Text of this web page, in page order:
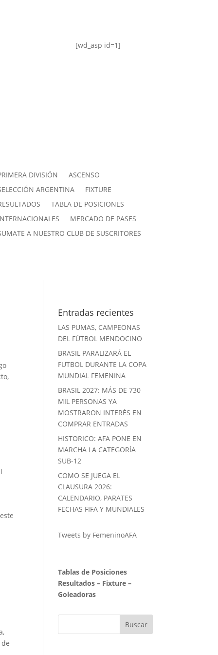
[wd_asp id=1]
DIVISIÓN
ASCENSO
ARGENTINA
FIXTURE
TABLA DE POSICIONES
MERCADO DE PASES
A NUESTRO CLUB DE SUSCRITORES
Entradas recientes
LAS PUMAS, CAMPEONAS
DEL FÚTBOL MENDOCINO
BRASIL PARALIZARÁ EL
FUTBOL DURANTE LA COPA
MUNDIAL FEMENINA
BRASIL 2027: MÁS DE 730
MIL PERSONAS YA
MOSTRARON INTERÉS EN
COMPRAR ENTRADAS
HISTORICO: AFA PONE EN
MARCHA LA CATEGORÍA
SUB-12
COMO SE JUEGA EL
CLAUSURA 2026:
CALENDARIO, PARATES
FECHAS FIFA Y MUNDIALES
Tweets by FemeninoAFA
Tablas de Posiciones
Resultados – Fixture –
Goleadoras